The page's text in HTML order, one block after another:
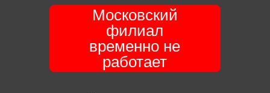
Московский
филиал
временно не
работает